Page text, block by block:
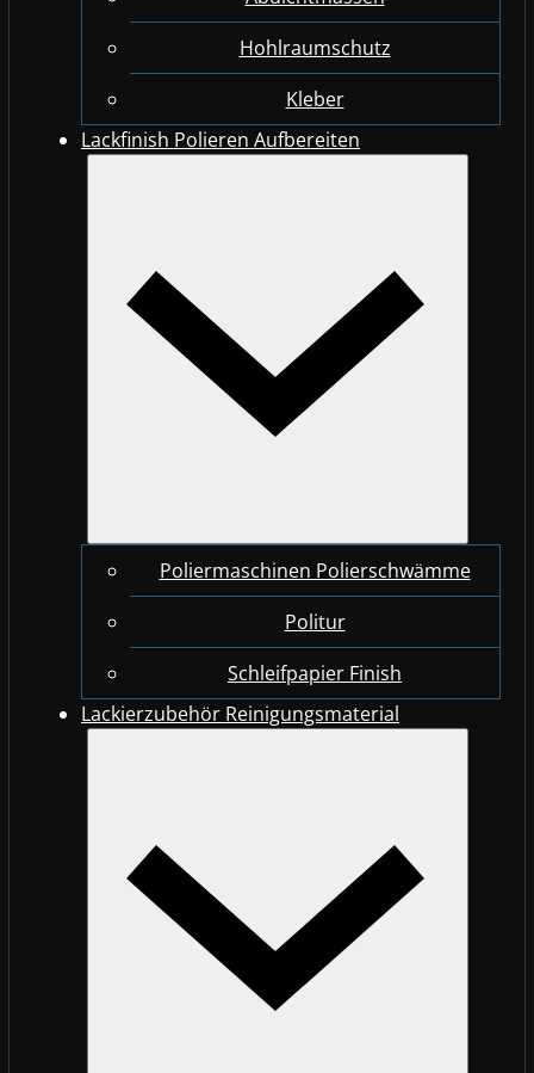
Hohlraumschutz
Kleber
Lackfinish Polieren Aufbereiten
Poliermaschinen Polierschwämme
Politur
Schleifpapier Finish
Lackierzubehör Reinigungsmaterial